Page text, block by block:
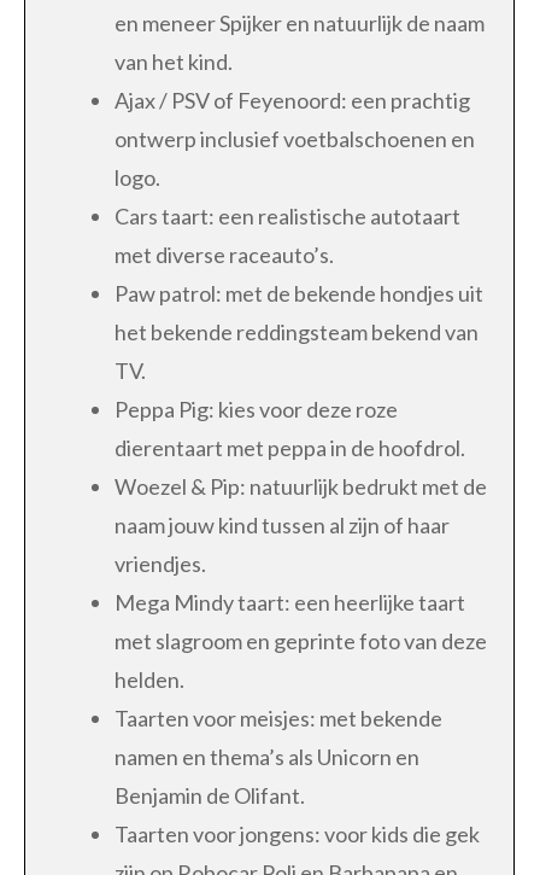
en meneer Spijker en natuurlijk de naam
van het kind.
Ajax / PSV of Feyenoord: een prachtig
ontwerp inclusief voetbalschoenen en
logo.
Cars taart: een realistische autotaart
met diverse raceauto’s.
Paw patrol: met de bekende hondjes uit
het bekende reddingsteam bekend van
TV.
Peppa Pig: kies voor deze roze
dierentaart met peppa in de hoofdrol.
Woezel & Pip: natuurlijk bedrukt met de
naam jouw kind tussen al zijn of haar
vriendjes.
Mega Mindy taart: een heerlijke taart
met slagroom en geprinte foto van deze
helden.
Taarten voor meisjes: met bekende
namen en thema’s als Unicorn en
Benjamin de Olifant.
Taarten voor jongens: voor kids die gek